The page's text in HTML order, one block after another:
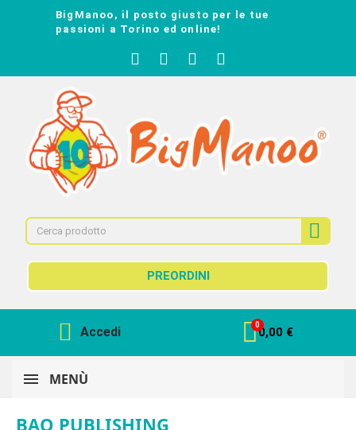
BigManoo, il posto giusto per le tue
passioni a Torino ed online!
PREORDINI
Accedi 0,00 €
MENÙ
BAO PUBLISHING